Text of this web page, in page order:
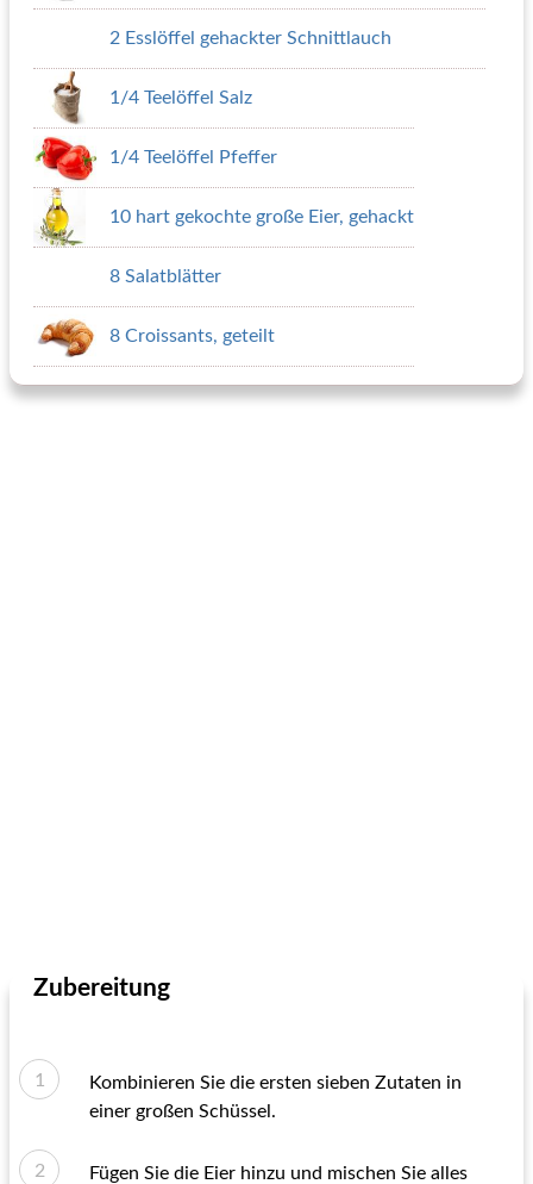
2 Esslöffel gehackter Schnittlauch
1/4 Teelöffel Salz
1/4 Teelöffel Pfeffer
10 hart gekochte große Eier, gehackt
8 Salatblätter
8 Croissants, geteilt
Zubereitung
Kombinieren Sie die ersten sieben Zutaten in
einer großen Schüssel.
Fügen Sie die Eier hinzu und mischen Sie alles